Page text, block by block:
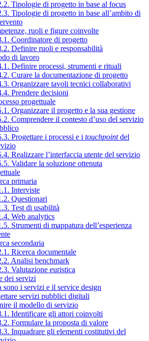
Tipologie di progetto in base al focus
Tipologie di progetto in base all’ambito di
ruoli e figure coinvolte
Coordinatore di progetto
Definire ruoli e responsabilità
di lavoro
Definire processi, strumenti e rituali
Curare la documentazione di progetto
Organizzare tavoli tecnici collaborativi
Prendere decisioni
progettuale
Organizzare il progetto e la sua gestione
Comprendere il contesto d’uso del servizio
Progettare i processi e i touchpointdel
Realizzare l’interfaccia utente del servizio
Validare la soluzione ottenuta
primaria
Interviste
Questionari
Test di usabilità
Web analytics
Strumenti di mappatura dell’esperienza
secondaria
Ricerca documentale
Analisi benchmark
Valutazione euristica
dei servizi
sono i servizi e il service design
servizi pubblici digitali
il modello di servizio
Identificare gli attori coinvolti
Formulare la proposta di valore
Inquadrare gli elementi costitutivi del